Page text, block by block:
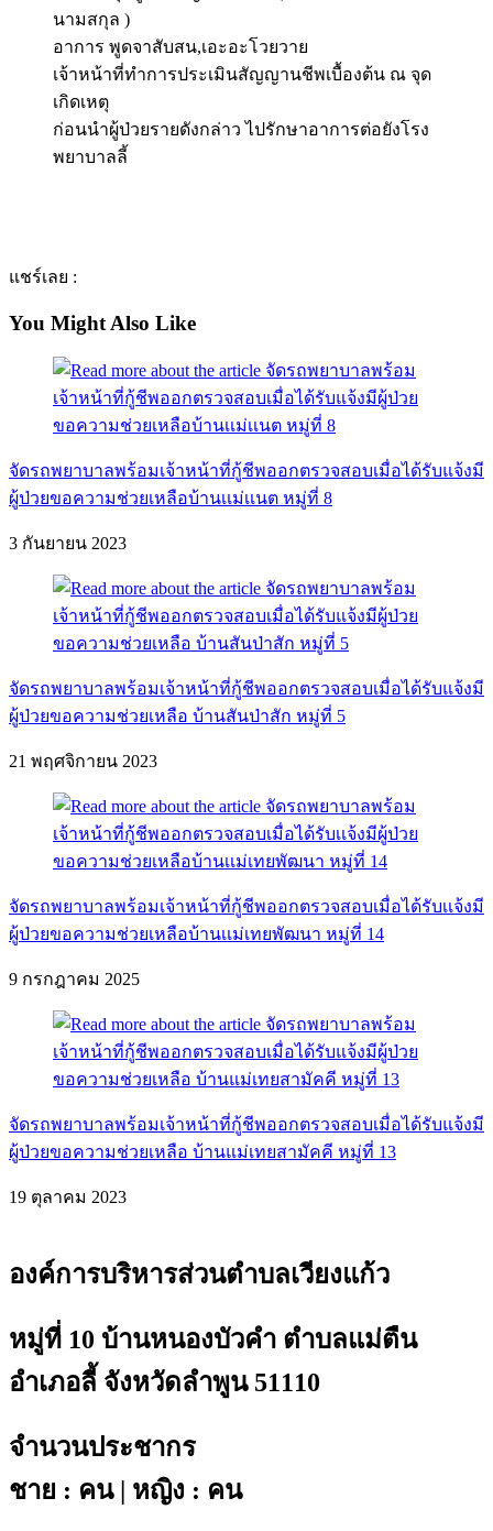
นามสกุล )
อาการ พูดจาสับสน,เอะอะโวยวาย
เจ้าหน้าที่ทำการประเมินสัญญานชีพเบื้องต้น ณ จุด
เกิดเหตุ
ก่อนนำผู้ป่วยรายดังกล่าว ไปรักษาอาการต่อยังโรง
พยาบาลลี้
แชร์เลย :
You Might Also Like
จัดรถพยาบาลพร้อมเจ้าหน้าที่กู้ชีพออกตรวจสอบเมื่อได้รับแจ้งมี
ผู้ป่วยขอความช่วยเหลือบ้านเเม่เเนต หมู่ที่ 8
3 กันยายน 2023
จัดรถพยาบาลพร้อมเจ้าหน้าที่กู้ชีพออกตรวจสอบเมื่อได้รับแจ้งมี
ผู้ป่วยขอความช่วยเหลือ บ้านสันป่าสัก หมู่ที่ 5
21 พฤศจิกายน 2023
จัดรถพยาบาลพร้อมเจ้าหน้าที่กู้ชีพออกตรวจสอบเมื่อได้รับเเจ้งมี
ผู้ป่วยขอความช่วยเหลือบ้านเเม่เทยพัฒนา หมู่ที่ 14
9 กรกฎาคม 2025
จัดรถพยาบาลพร้อมเจ้าหน้าที่กู้ชีพออกตรวจสอบเมื่อได้รับแจ้งมี
ผู้ป่วยขอความช่วยเหลือ บ้านแม่เทยสามัคคี หมู่ที่ 13
19 ตุลาคม 2023
องค์การบริหารส่วนตำบลเวียงแก้ว
หมู่ที่ 10 บ้านหนองบัวคำ ตำบลแม่ตืน
อำเภอลี้ จังหวัดลำพูน 51110
จำนวนประชากร
ชาย : คน | หญิง : คน